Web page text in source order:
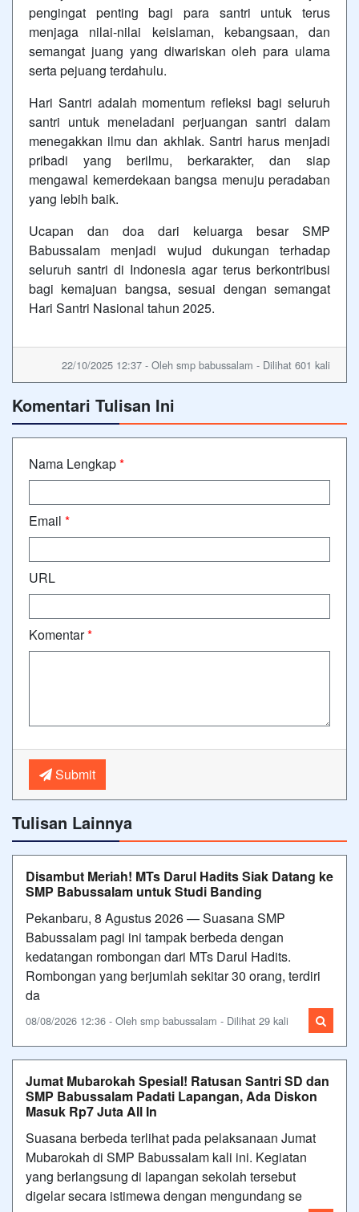
pengingat penting bagi para santri untuk terus
menjaga nilai-nilai keislaman, kebangsaan, dan
semangat juang yang diwariskan oleh para ulama
serta pejuang terdahulu.
Hari Santri adalah momentum refleksi bagi seluruh
santri untuk meneladani perjuangan santri dalam
menegakkan ilmu dan akhlak. Santri harus menjadi
pribadi yang berilmu, berkarakter, dan siap
mengawal kemerdekaan bangsa menuju peradaban
yang lebih baik.
Ucapan dan doa dari keluarga besar SMP
Babussalam menjadi wujud dukungan terhadap
seluruh santri di Indonesia agar terus berkontribusi
bagi kemajuan bangsa, sesuai dengan semangat
Hari Santri Nasional tahun 2025.
22/10/2025 12:37 - Oleh smp babussalam - Dilihat 601 kali
Komentari Tulisan Ini
Nama Lengkap*
Email *
URL
Komentar*
Submit
Tulisan Lainnya
Disambut Meriah! MTs Darul Hadits Siak Datang ke
SMP Babussalam untuk Studi Banding
Pekanbaru, 8 Agustus 2026 — Suasana SMP
Babussalam pagi ini tampak berbeda dengan
kedatangan rombongan dari MTs Darul Hadits.
Rombongan yang berjumlah sekitar 30 orang, terdiri
da
08/08/2026 12:36 - Oleh smp babussalam - Dilihat 29 kali
Jumat Mubarokah Spesial! Ratusan Santri SD dan
SMP Babussalam Padati Lapangan, Ada Diskon
Masuk Rp7 Juta All In
Suasana berbeda terlihat pada pelaksanaan Jumat
Mubarokah di SMP Babussalam kali ini. Kegiatan
yang berlangsung di lapangan sekolah tersebut
digelar secara istimewa dengan mengundang se